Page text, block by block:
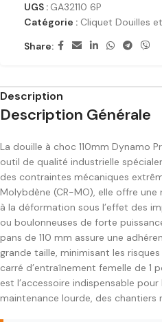
UGS : GA32110 6P
Catégorie : Cliquet Douilles
Share:
Description
Description Générale
La douille à choc 110mm Dynamo
outil de qualité industrielle
des contraintes mécaniques
Molybdène (CR-MO), elle offre une
à la déformation sous l’effet des
ou boulonneuses de forte
pans de 110 mm assure une
grande taille, minimisant les
carré d’entraînement femelle de 1
est l’accessoire indispensable
maintenance lourde, des chantiers